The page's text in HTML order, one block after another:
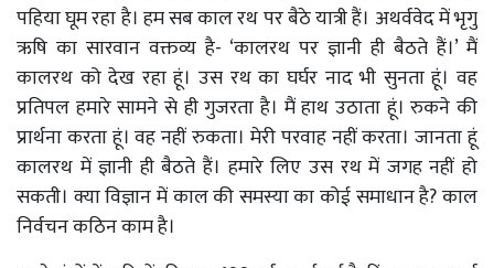
पहिया घूम रहा है। हम सब काल रथ पर बैठे यात्री हैं। अथर्ववेद में भृगु
ऋषि का सारवान वक्तव्य है- ‘कालरथ पर ज्ञानी ही बैठते हैं।’ मैं
कालरथ को देख रहा हूं। उस रथ का घर्घर नाद भी सुनता हूं। वह
प्रतिपल हमारे सामने से ही गुजरता है। मैं हाथ उठाता हूं। रुकने की
प्रार्थना करता हूं। वह नहीं रुकता। मेरी परवाह नहीं करता। जानता हूं
कालरथ में ज्ञानी ही बैठते हैं। हमारे लिए उस रथ में जगह नहीं हो
सकती। क्या विज्ञान में काल की समस्या का कोई समाधान है? काल
निर्वचन कठिन काम है।